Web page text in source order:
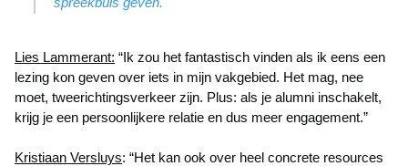
Lies Lammerant: “Ik zou het fantastisch vinden als ik eens een
lezing kon geven over iets in mijn vakgebied. Het mag, nee
moet, tweerichtingsverkeer zijn. Plus: als je alumni inschakelt,
krijg je een persoonlijkere relatie en dus meer engagement.”
Kristiaan Versluys: “Het kan ook over heel concrete resources